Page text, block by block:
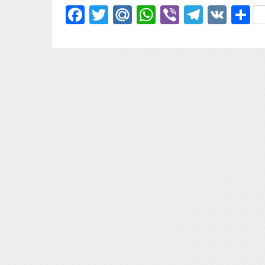
Facebook
TwitterMail.Ru
WhatsApp
Viber VK